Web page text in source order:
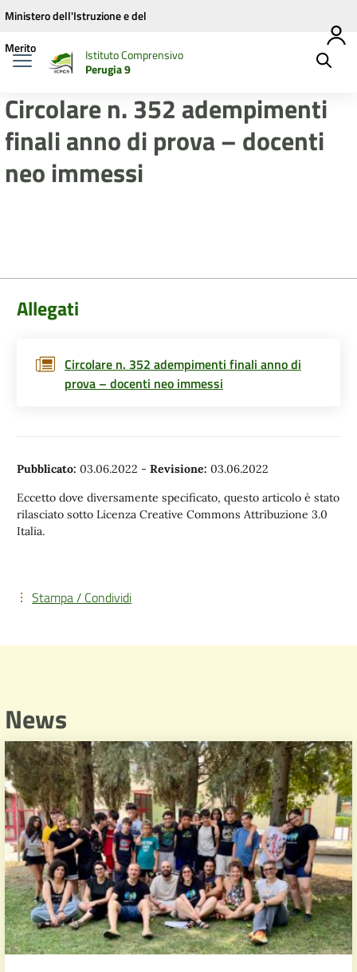
Vai ai contenuti
Vai al menu di navigazione
Vai al footer
Ministero dell'Istruzione e del
Merito
Istituto Comprensivo
Perugia 9
Circolare n. 352 adempimenti
finali anno di prova – docenti
neo immessi
Allegati
Circolare n. 352 adempimenti finali anno di
prova – docenti neo immessi
Pubblicato: 03.06.2022 - Revisione: 03.06.2022
Eccetto dove diversamente specificato, questo articolo è stato
rilasciato sotto Licenza Creative Commons Attribuzione 3.0
Italia.
Stampa / Condividi
News